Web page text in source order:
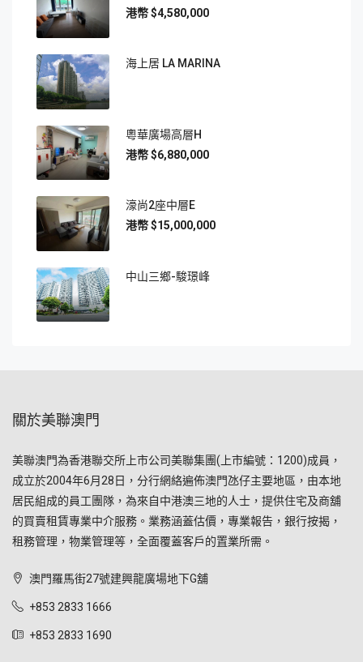
$4,580,000
海上居 LA MARINA
粵華廣場高層H
$6,880,000
濠尚2座中層E
$15,000,000
中山三鄉-駿璟峰
關於美聯澳門
美聯澳門為香港聯交所上市公司美聯集團(上市編號：1200)成員，
成立於2004年6月28日，分行網絡遍佈澳門氹仔主要地區，由本地
居民組成的員工團隊，為來自中港澳三地的人士，提供住宅及商舖
的買賣租賃專業中介服務。業務涵蓋估價，專業報告，銀行按揭，
租務管理，物業管理等，全面覆蓋客戶的置業所需。
澳門羅馬街27號建興龍廣場地下G舖
+853 2833 1666
+853 2833 1690